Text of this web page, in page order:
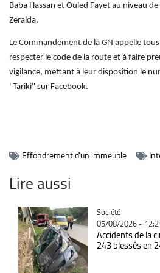
Baba Hassan et Ouled Fayet au niveau
Zeralda.
Le Commandement de la GN appelle
respecter le code de la route et à faire
vigilance, mettant à leur disposition le
"Tariki" sur Facebook.
Effondrement d'un immeuble
Lire aussi
Catégorie
Société
05/08/2026 -
Accidents de la
243 blessés en